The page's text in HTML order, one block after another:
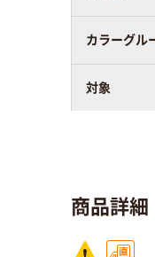
カラーグル
対象
商品詳細